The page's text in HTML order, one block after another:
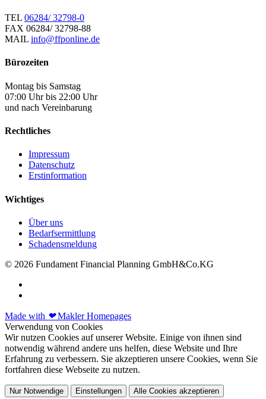
TEL 06284/ 32798-0
FAX 06284/ 32798-88
MAIL info@ffponline.de
Bürozeiten
Montag bis Samstag
07:00 Uhr bis 22:00 Uhr
und nach Vereinbarung
Rechtliches
Impressum
Datenschutz
Erstinformation
Wichtiges
Über uns
Bedarfsermittlung
Schadensmeldung
© 2026 Fundament Financial Planning GmbH&Co.KG
Made with ❤Makler Homepages
Verwendung von Cookies
Wir nutzen Cookies auf unserer Website. Einige von ihnen sind
notwendig während andere uns helfen, diese Website und Ihre
Erfahrung zu verbessern. Sie akzeptieren unsere Cookies, wenn Sie
fortfahren diese Webseite zu nutzen.
Nur Notwendige Einstellungen Alle Cookies akzeptieren